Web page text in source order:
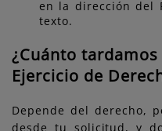
en la dirección del
texto.
¿Cuánto
Ejercicio de
Depende del derecho,
desde tu solicitud, y